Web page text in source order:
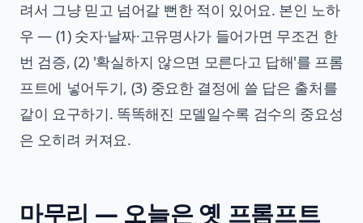
려서 그냥 믿고 넘어갈 뻔한 적이 있어요. 본인 노하
우 — (1) 숫자·날짜·고유명사가 들어가면 무조건 한
번 검증, (2) '확실하지 않으면 모른다고 답해'를 프롬
프트에 넣어두기, (3) 중요한 결정에 쓸 답은 출처를
같이 요구하기. 똑똑해진 모델일수록 검수의 중요성
은 오히려 커져요.
마무리 — 오늘은 옛 프롬프트